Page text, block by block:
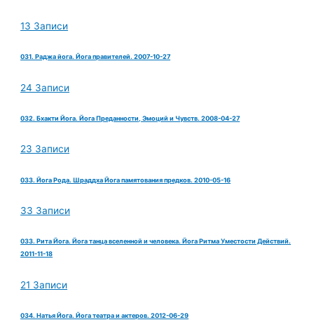
13 Записи
031. Раджа йога. Йога правителей. 2007-10-27
24 Записи
032. Бхакти Йога. Йога Преданности, Эмоций и Чувств. 2008-04-27
23 Записи
033. Йога Рода. Шраддха Йога памятования предков. 2010-05-16
33 Записи
033. Рита Йога. Йога танца вселенной и человека. Йога Ритма Уместости Действий.
2011-11-18
21 Записи
034. Натья Йога. Йога театра и актеров. 2012-06-29